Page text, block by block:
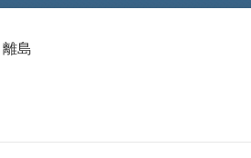
離島